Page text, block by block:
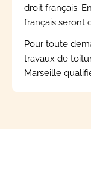
droit français.
français seront
Pour toute
travaux de
Marseille